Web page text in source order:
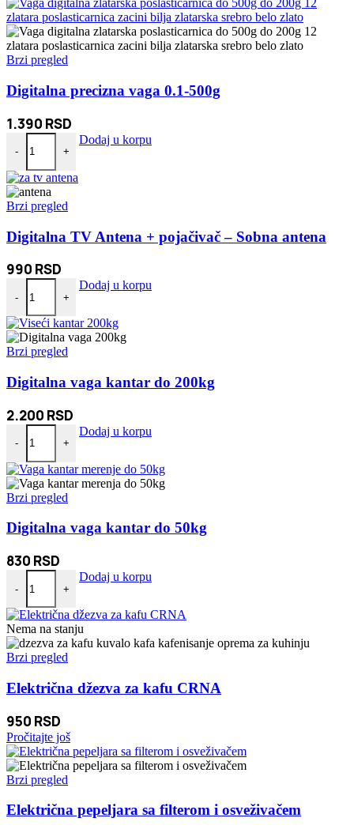
Brzi pregled
Digitalna precizna vaga 0.1-500g
1.390 RSD
-
Digitalna precizna vaga 0.1-500g količina
+
Dodaj u korpu
Brzi pregled
Digitalna TV Antena + pojačivač – Sobna antena
990 RSD
-
Digitalna TV Antena + pojačivač - Sobna antena količina
+
Dodaj u korpu
Brzi pregled
Digitalna vaga kantar do 200kg
2.200 RSD
-
Digitalna vaga kantar do 200kg količina
+
Dodaj u korpu
Brzi pregled
Digitalna vaga kantar do 50kg
830 RSD
-
Digitalna vaga kantar do 50kg količina
+
Dodaj u korpu
Nema na stanju
Brzi pregled
Električna džezva za kafu CRNA
950 RSD
Pročitajte još
Brzi pregled
Električna pepeljara sa filterom i osveživačem